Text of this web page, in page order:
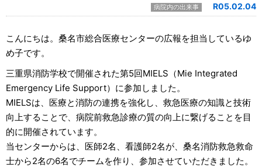
病院内の出来事 R05.02.04
こんにちは。桑名市総合医療センターの広報を担当しているゆ
め子です。
三重県消防学校で開催された第5回MIELS（Mie Integrated
Emergency Life Support）に参加しました。
MIELSは、医療と消防の連携を強化し、救急医療の知識と技術
向上することで、病院前救急診療の質の向上に繋げることを目
的に開催されています。
当センターからは、医師2名、看護師2名が、桑名消防救急救命
士から2名の6名でチームを作り、参加させていただきました。